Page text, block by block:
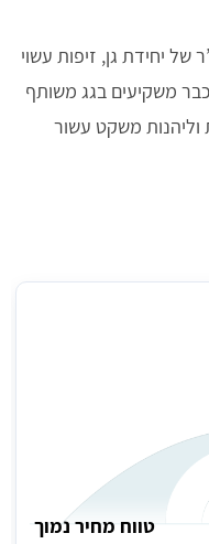
של דבר, עבור גג קטן עד 80 מ”ר של יחידת גן, זיפות עשוי
משקיעים בגג משותף
וליהנות משקט עשור
טווח מחיר נמוך